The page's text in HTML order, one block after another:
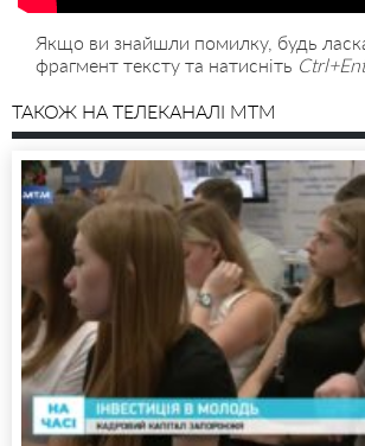
Якщо ви знайшли помилку, будь
фрагмент тексту та натисніть
ТАКОЖ НА ТЕЛЕКАНАЛІ MTM